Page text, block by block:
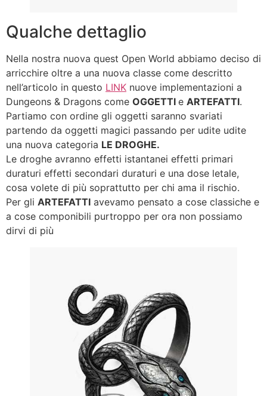
Qualche dettaglio
Nella nostra nuova quest Open World abbiamo deciso di
arricchire oltre a una nuova classe come descritto
nell’articolo in questo LINK nuove implementazioni a
Dungeons & Dragons come OGGETTI e ARTEFATTI.
Partiamo con ordine gli oggetti saranno svariati
partendo da oggetti magici passando per udite udite
una nuova categoria LE DROGHE.
Le droghe avranno effetti istantanei effetti primari
duraturi effetti secondari duraturi e una dose letale,
cosa volete di più soprattutto per chi ama il rischio.
Per gli ARTEFATTI avevamo pensato a cose classiche e
a cose componibili purtroppo per ora non possiamo
dirvi di più